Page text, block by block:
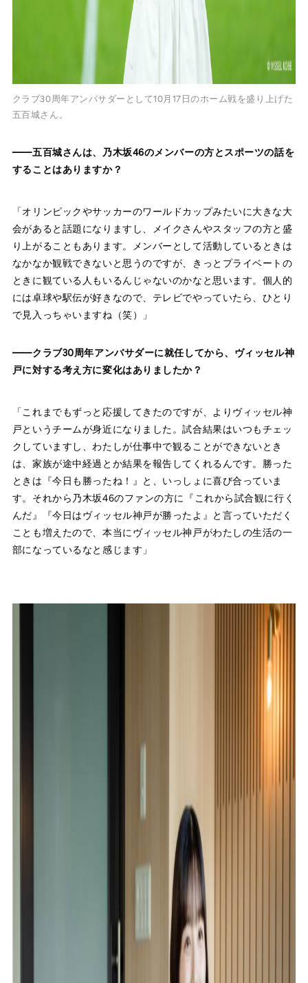
クラブ30周年アンバサダーとして10月17日のホーム戦を盛り上げた
五百城さん。
——五百城さんは、乃木坂46のメンバーの方とスポーツの話を
することはありますか？
「オリンピックやサッカーのワールドカップみたいに大きな大
会があると話題になりますし、メイクさんやスタッフの方と盛
り上がることもあります。メンバーとして活動しているときは
なかなか観戦できないと思うのですが、きっとプライベートの
ときに観ている人もいるんじゃないのかなと思います。個人的
には卓球や駅伝が好きなので、テレビでやっていたら、ひとり
で見入っちゃいますね（笑）」
——クラブ30周年アンバサダーに就任してから、ヴィッセル神
戸に対する考え方に変化はありましたか？
「これまでもずっと応援してきたのですが、よりヴィッセル神
戸というチームが身近になりました。試合結果はいつもチェッ
クしていますし、わたしが仕事中で観ることができないとき
は、家族が途中経過とか結果を報告してくれるんです。勝った
ときは『今日も勝ったね！』と、いっしょに喜び合っていま
す。それから乃木坂46のファンの方に『これから試合観に行く
んだ』『今日はヴィッセル神戸が勝ったよ』と言っていただく
ことも増えたので、本当にヴィッセル神戸がわたしの生活の一
部になっているなと感じます」